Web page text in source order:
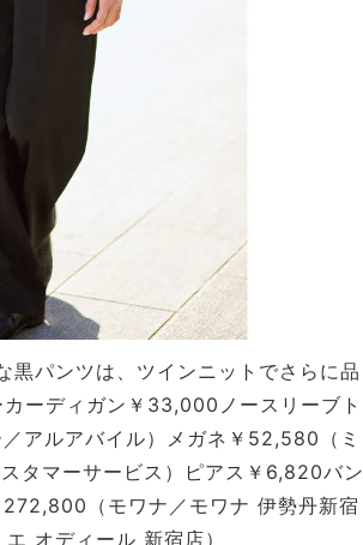
黒パンツは、ツインニットでさらに品
ーディガン￥33,000ノースリーブト
アルアバイル）メガネ￥52,580（ミ
タマーサービス）ピアス￥6,820バン
（モワナ／モワナ 伊勢丹新宿
オディール 新宿店）